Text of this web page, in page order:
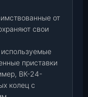
от
свои
приставки
ВК-24-
колец с